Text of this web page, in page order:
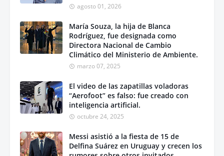
agosto 01, 2026
María Souza, la hija de Blanca
Rodríguez, fue designada como
Directora Nacional de Cambio
Climático del Ministerio de Ambiente.
marzo 07, 2025
El video de las zapatillas voladoras
“Aerofoot” es falso: fue creado con
inteligencia artificial.
octubre 24, 2025
Messi asistió a la fiesta de 15 de
Delfina Suárez en Uruguay y crecen los